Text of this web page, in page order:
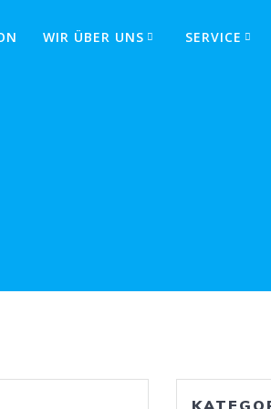
WIR ÜBER UNS SERVICE